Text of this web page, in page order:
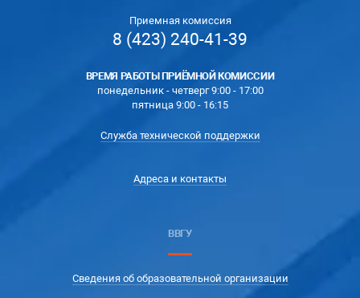
Приемная комиссия
8 (423) 240-41-39
ВРЕМЯ РАБОТЫ ПРИЁМНОЙ КОМИССИИ
понедельник - четверг 9:00 - 17:00
пятница 9:00 - 16:15
Служба технической поддержки
Адреса и контакты
ВВГУ
Сведения об образовательной организации